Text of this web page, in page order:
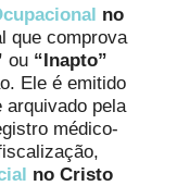
no
que comprova
ou “Inapto”
Ele é emitido
arquivado pela
médico-
no Cristo